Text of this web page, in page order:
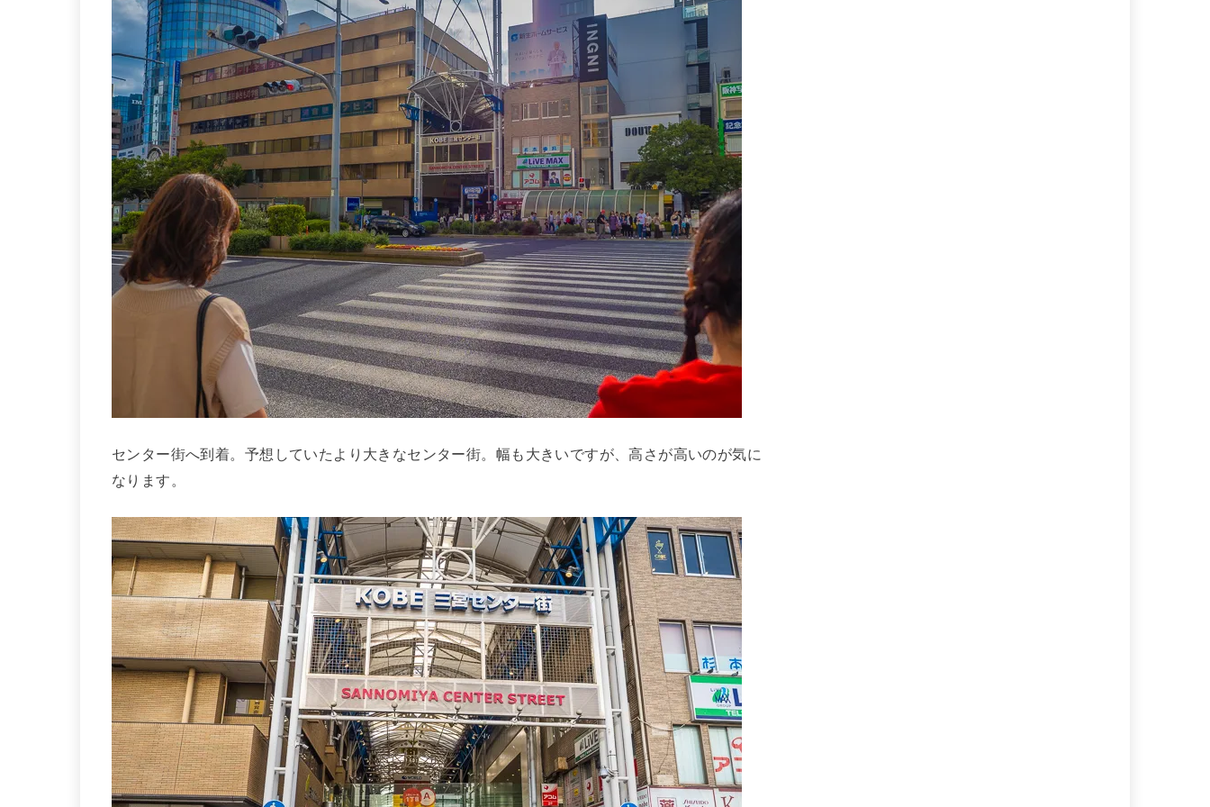
センター街へ到着。予想していたより大きなセンター街。幅も大きいですが、高さが高いのが気に
なります。